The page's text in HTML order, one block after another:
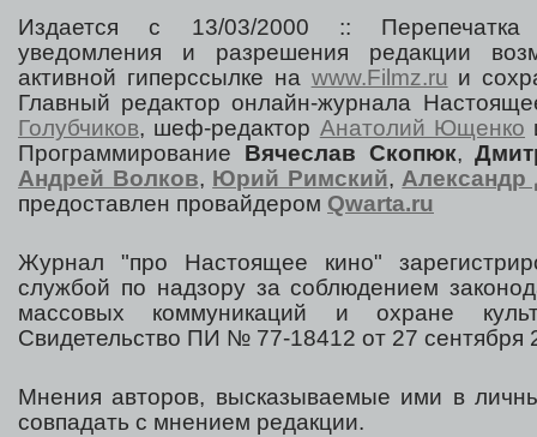
Издается с 13/03/2000 :: Перепечатка
уведомления и разрешения редакции
активной гиперссылке на www.Filmz.ru и
Главный редактор онлайн-журнала
Голубчиков, шеф-редактор Анатолий Ющенко
Программирование Вячеслав Скопюк,
Андрей Волков, Юрий Римский, Александр
предоставлен провайдером Qwarta.ru
Журнал "про Настоящее кино"
службой по надзору за соблюдением
массовых коммуникаций и охране
Свидетельство ПИ № 77-18412 от 27 сентября
Мнения авторов, высказываемые ими в
совпадать с мнением редакции.